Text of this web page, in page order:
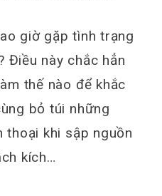
giờ gặp tình trạng
Điều này chắc hẳn
thế nào để khắc
bỏ túi những
thoại khi sập nguồn
kích…